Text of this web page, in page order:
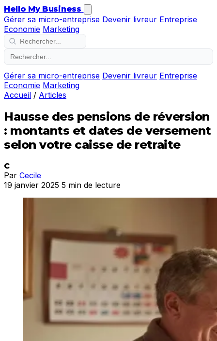
Hello My Business
Gérer sa micro-entreprise Devenir livreur Entreprise
Economie Marketing
Gérer sa micro-entreprise Devenir livreur Entreprise
Economie Marketing
Accueil / Articles
Hausse des pensions de réversion
: montants et dates de versement
selon votre caisse de retraite
C
Par Cecile
19 janvier 2025 5 min de lecture